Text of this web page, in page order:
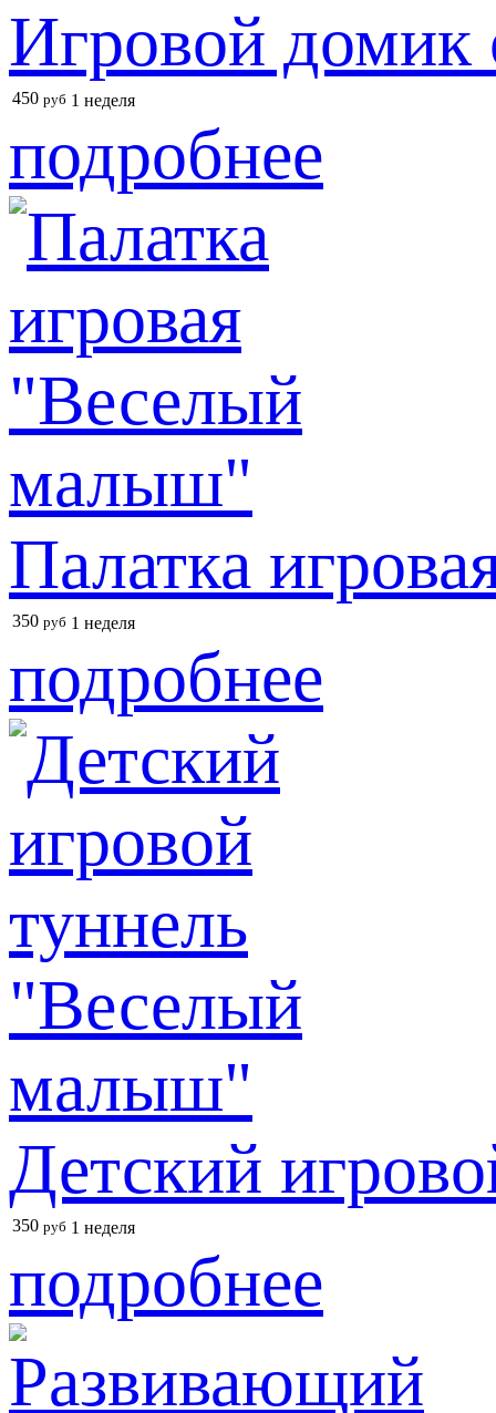
Игровой домик
450 руб 1 неделя
подробнее
Палатка
350 руб 1 неделя
подробнее
Детский
350 руб 1 неделя
подробнее